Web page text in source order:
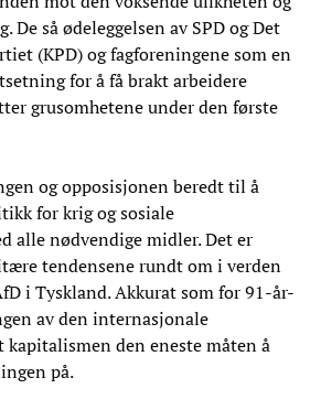
De så ødeleggelsen av SPD og Det
(KPD) og fagforeningene som en
for å få brakt arbeidere
grusomhetene under den første
og opposisjonen beredt til å
for krig og sosiale
alle nødvendige midler. Det er
tendensene rundt om i verden
i Tyskland. Akkurat som for 91-år-
av den internasjonale
kapitalismen den eneste måten å
på.